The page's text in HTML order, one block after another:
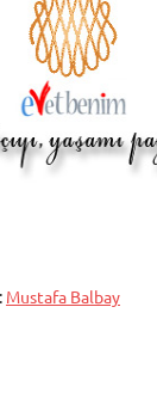
Mustafa Balbay